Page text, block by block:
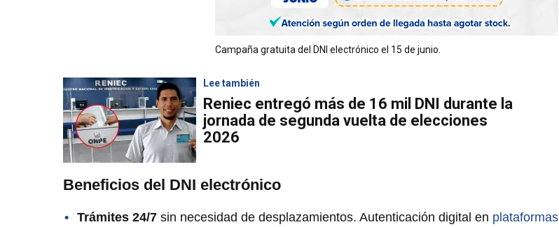
Campaña gratuita del DNI electrónico el 15 de junio.
Lee también
Reniec entregó más de 16 mil DNI durante la
jornada de segunda vuelta de elecciones
2026
Beneficios del DNI electrónico
Trámites 24/7 sin necesidad de desplazamientos. Autenticación digital en plataformas